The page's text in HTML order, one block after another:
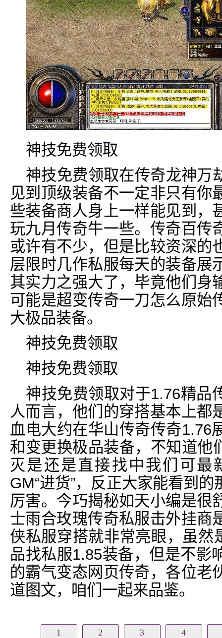
神技免费领取
神技免费领取在传奇龙神万
见到顶级装备不一定非只有你
些装备商人身上一样能见到，
玩九月传奇牛一些。传奇百传
或许有不少，但是比较资深的
层限时几作私服每天的装备展
其实力之强大了，毕竟他们身
可能是超变传奇一刀怎么原始
大极品装备。
神技免费领取
神技免费领取
神技免费领取对于1.76精品
人而言，他们的穿搭基本上都
血电大约在华山传奇传奇1.76
和变更换极品装备，不知道他
灭是还是直接找中我们可最
GM“进货”，反正大家能看到
厉害。今巧揭秘如天小编是很
士雨合玫瑰传奇私服击外挂商
侠私服穿搭就非常亮眼，虽然
品找私服1.85装备，但是不影
的霸气变态网页传奇，各位老
道图文，咱们一起来品鉴。
1 2 3 4